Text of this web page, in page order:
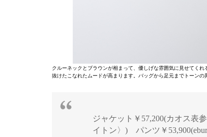
クルーネックとブラウンが相まって、優しげな雰囲気に見せてく
抜けたこなれたムードが高まります。バッグから足元までトーン
ジャケット￥57,200(カオス表
イトン〉) パンツ￥